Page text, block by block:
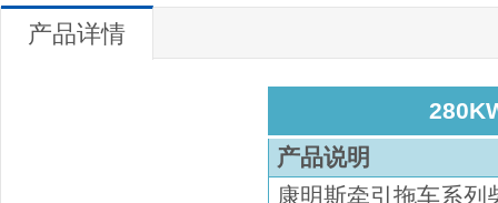
产品详情
产品说明
康明斯牵引拖车系列